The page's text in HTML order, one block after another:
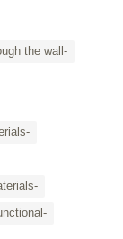
the wall-
List-